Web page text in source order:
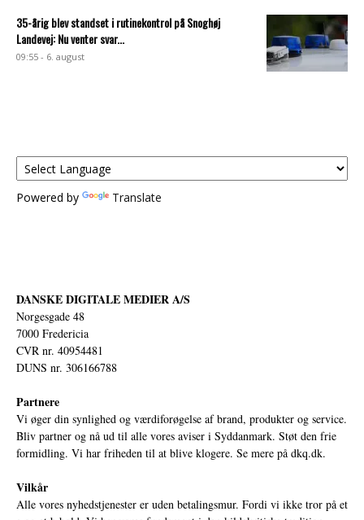
35-årig blev standset i rutinekontrol på Snoghøj
Landevej: Nu venter svar...
09:55 - 6. august
Powered by Translate
DANSKE DIGITALE MEDIER A/S
Norgesgade 48
7000 Fredericia
CVR nr. 40954481
DUNS nr. 306166788
Partnere
Vi øger din synlighed og værdiforøgelse af brand, produkter og service.
Bliv partner og nå ud til alle vores aviser i Syddanmark. Støt den frie
formidling. Vi har friheden til at blive klogere. Se mere på dkq.dk.
Vilkår
Alle vores nyhedstjenester er uden betalingsmur. Fordi vi ikke tror på et